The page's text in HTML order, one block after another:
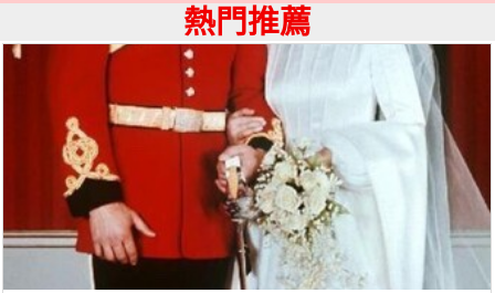
熱門推薦